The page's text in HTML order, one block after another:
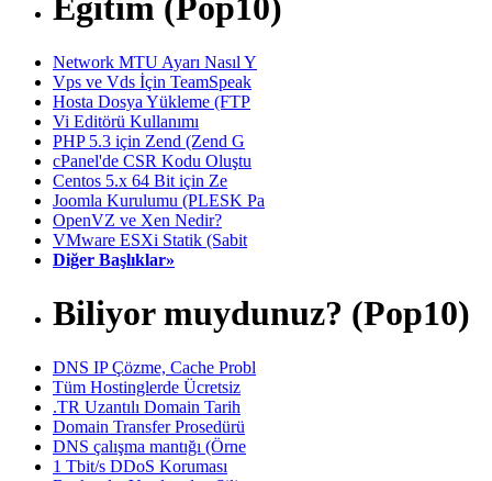
Network MTU Ayarı Nasıl Y
Vps ve Vds İçin TeamSpeak
Hosta Dosya Yükleme (FTP
Vi Editörü Kullanımı
PHP 5.3 için Zend (Zend G
cPanel'de CSR Kodu Oluştu
Centos 5.x 64 Bit için Ze
Joomla Kurulumu (PLESK Pa
OpenVZ ve Xen Nedir?
VMware ESXi Statik (Sabit
Diğer Başlıklar»
Biliyor muydunuz? (Pop10)
DNS IP Çözme, Cache Probl
Tüm Hostinglerde Ücretsiz
.TR Uzantılı Domain Tarih
Domain Transfer Prosedürü
DNS çalışma mantığı (Örne
1 Tbit/s DDoS Koruması